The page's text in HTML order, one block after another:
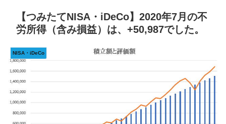
【つみたてNISA・iDeCo】2020年7月の不
労所得（含み損益）は、+50,987でした。
NISA・iDeCo